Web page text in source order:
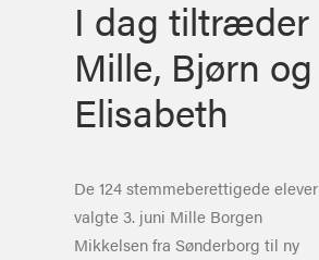
I dag tiltræder
Mille, Bjørn og
Elisabeth
De 124 stemmeberettigede elever
valgte 3. juni Mille Borgen
Mikkelsen fra Sønderborg til ny